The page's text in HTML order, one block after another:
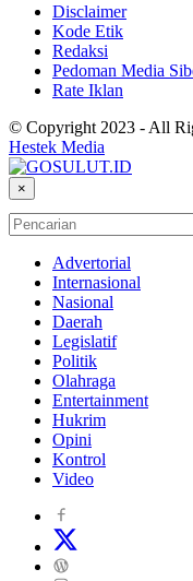
Disclaimer
Kode Etik
Redaksi
Pedoman Media
Rate Iklan
© Copyright 2023 - All
Hestek Media
×
Advertorial
Internasional
Nasional
Daerah
Legislatif
Politik
Olahraga
Entertainment
Hukrim
Opini
Kontrol
Video